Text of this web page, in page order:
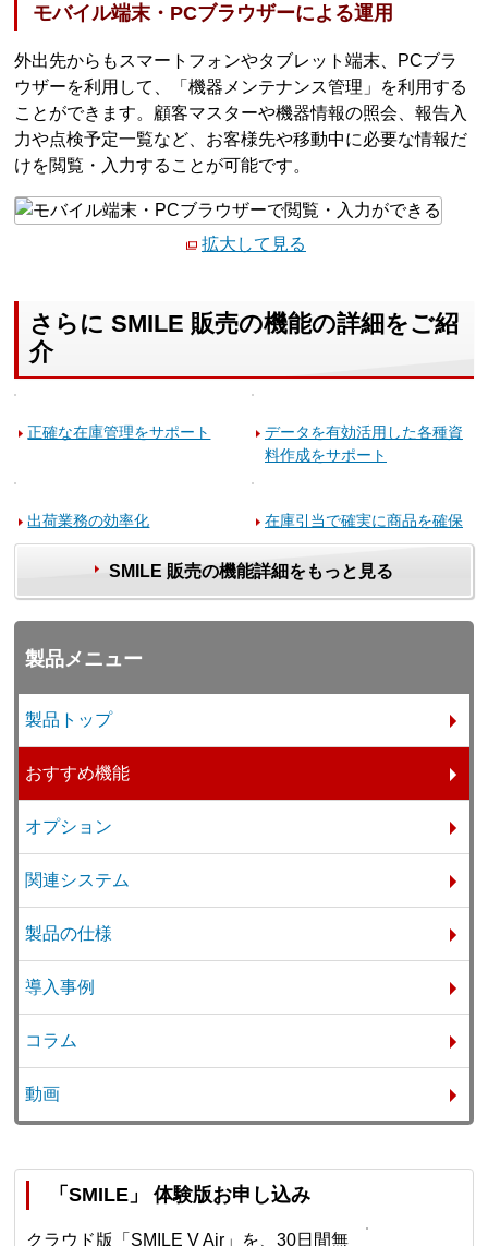
モバイル端末・PCブラウザーによる運用
外出先からもスマートフォンやタブレット端末、PCブラ
ウザーを利用して、「機器メンテナンス管理」を利用する
ことができます。顧客マスターや機器情報の照会、報告入
力や点検予定一覧など、お客様先や移動中に必要な情報だ
けを閲覧・入力することが可能です。
拡大して見る
さらに SMILE 販売の機能の詳細をご紹
介
正確な在庫管理をサポート
データを有効活用した各種資
料作成をサポート
出荷業務の効率化 在庫引当で確実に商品を確保
SMILE 販売の機能詳細をもっと見る
製品メニュー
製品トップ
おすすめ機能
オプション
関連システム
製品の仕様
導入事例
コラム
動画
「SMILE」 体験版お申し込み
クラウド版「SMILE V Air」を、30日間無